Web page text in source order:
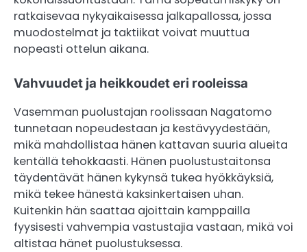
ratkaisevaa nykyaikaisessa jalkapallossa, jossa
muodostelmat ja taktiikat voivat muuttua
nopeasti ottelun aikana.
Vahvuudet ja heikkoudet eri rooleissa
Vasemman puolustajan roolissaan Nagatomo
tunnetaan nopeudestaan ja kestävyydestään,
mikä mahdollistaa hänen kattavan suuria alueita
kentällä tehokkaasti. Hänen puolustustaitonsa
täydentävät hänen kykynsä tukea hyökkäyksiä,
mikä tekee hänestä kaksinkertaisen uhan.
Kuitenkin hän saattaa ajoittain kamppailla
fyysisesti vahvempia vastustajia vastaan, mikä voi
altistaa hänet puolustuksessa.